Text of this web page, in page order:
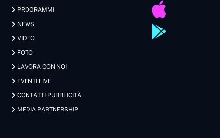
PROGRAMMI
NEWS
VIDEO
FOTO
LAVORA CON NOI
EVENTI LIVE
CONTATTI PUBBLICITÀ
MEDIA PARTNERSHIP